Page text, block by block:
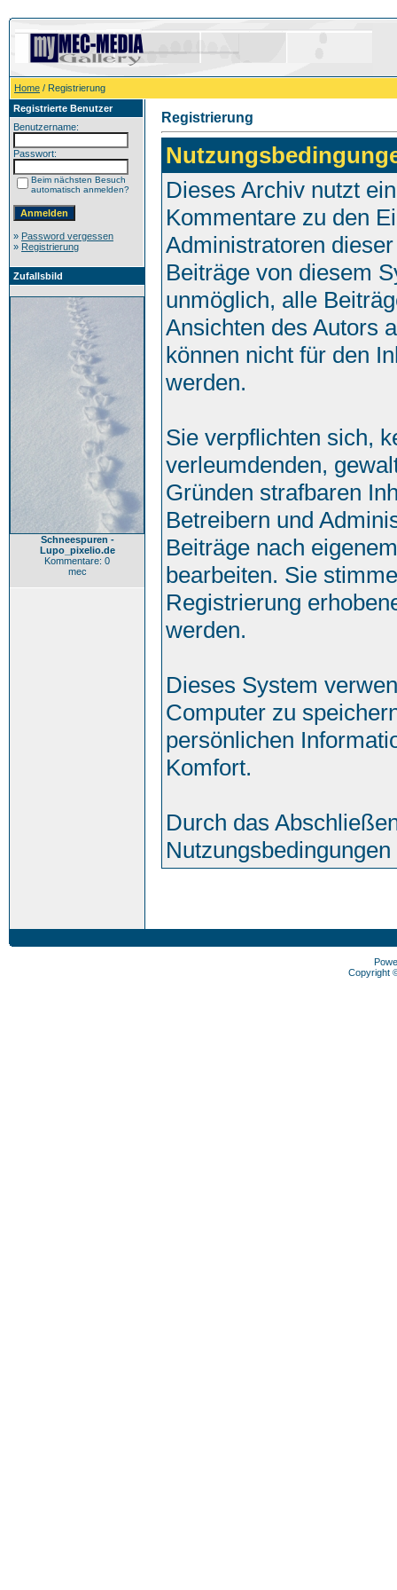
Home / Registrierung
Registrierte Benutzer
Benutzername:
Passwort:
Beim nächsten Besuch
automatisch anmelden?
» Password vergessen
» Registrierung
Zufallsbild
Schneespuren -
Lupo_pixelio.de
Kommentare: 0
mec
Registrierung
Dieses Archiv nutzt
Kommentare zu den
Administratoren
Beiträge von diesem
unmöglich, alle
Ansichten des Autors
können nicht für den
werden.
Sie verpflichten sich,
verleumdenden,
Gründen strafbaren
Betreibern und
Beiträge nach
bearbeiten. Sie
Registrierung
werden.
Dieses System
Computer zu
persönlichen
Komfort.
Durch das
Nutzungsbedingungen
Copyright